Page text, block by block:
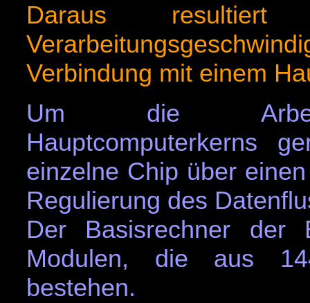
Daraus
Verbindung mit einem
Um die
Hauptcomputerkerns
einzelne Chip über
Regulierung des
Der Basisrechner der
Modulen, die aus
bestehen.